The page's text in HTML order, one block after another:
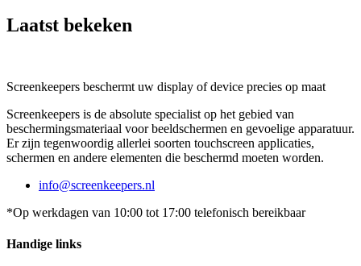
Laatst bekeken
Screenkeepers beschermt uw display of device precies op maat
Screenkeepers is de absolute specialist op het gebied van
beschermingsmateriaal voor beeldschermen en gevoelige apparatuur.
Er zijn tegenwoordig allerlei soorten touchscreen applicaties,
schermen en andere elementen die beschermd moeten worden.
info@screenkeepers.nl
*Op werkdagen van 10:00 tot 17:00 telefonisch bereikbaar
Handige links